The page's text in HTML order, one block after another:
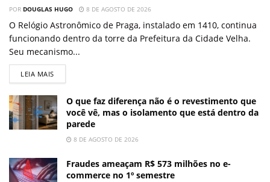
POR DOUGLAS HUGO 8 DE AGOSTO DE 2026
O Relógio Astronômico de Praga, instalado em 1410, continua
funcionando dentro da torre da Prefeitura da Cidade Velha.
Seu mecanismo...
LEIA MAIS
O que faz diferença não é o revestimento que
você vê, mas o isolamento que está dentro da
parede
8 DE AGOSTO DE 2026
Fraudes ameaçam R$ 573 milhões no e-
commerce no 1º semestre